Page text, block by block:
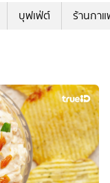
บุฟเฟ่ต์ ร้านกา